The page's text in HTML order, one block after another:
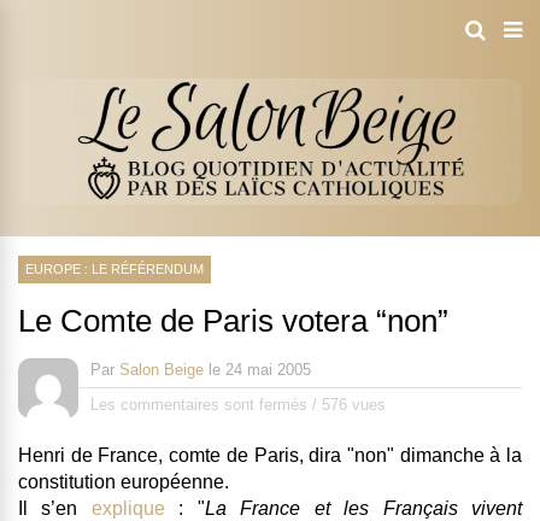
EUROPE : LE RÉFÉRENDUM
Le Comte de Paris votera “non”
Par Salon Beige le 24 mai 2005
Les commentaires sont fermés / 576 vues
Henri de France, comte de Paris, dira "non" dimanche à la
constitution européenne.
Il s’en explique : "La France et les Français vivent